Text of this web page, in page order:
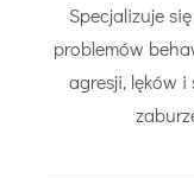
Specjalizuje
problemów
agresji, lęków